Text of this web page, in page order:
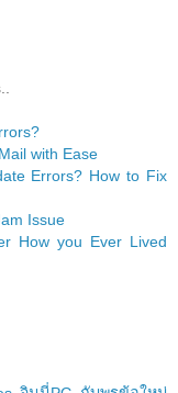
with Ease
Errors? How to Fix
Issue
How you Ever Lived